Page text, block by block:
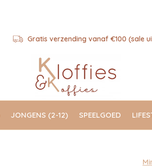
JONGENS (2-12) SPEELGOED
Gratis verzending vanaf €100 (sale